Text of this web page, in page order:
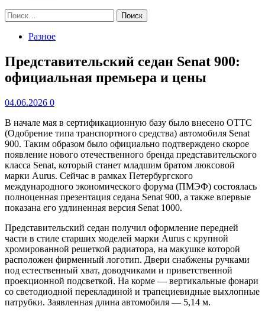
Найти:
Разное
Представительский седан Senat 900:
официальная премьера и цены
04.06.2026 0
В начале мая в сертификационную базу было внесено OTTC
(Одобрение типа транспортного средства) автомобиля Senat
900. Таким образом было официально подтверждено скорое
появление нового отечественного бренда представительского
класса Senat, который станет младшим братом люксовой
марки Aurus. Сейчас в рамках Петербургского
международного экономического форума (ПМЭФ) состоялась
полноценная презентация седана Senat 900, а также впервые
показана его удлиненная версия Senat 1000.
Представительский седан получил оформление передней
части в стиле старших моделей марки Aurus с крупной
хромированной решеткой радиатора, на макушке которой
расположен фирменный логотип. Двери снабжены ручками
под естественный хват, доводчиками и приветственной
проекционной подсветкой. На корме — вертикальные фонари
со светодиодной перекладиной и трапециевидные выхлопные
патрубки. Заявленная длина автомобиля — 5,14 м.